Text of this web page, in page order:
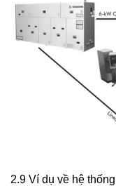
2.9 Ví dụ về hệ